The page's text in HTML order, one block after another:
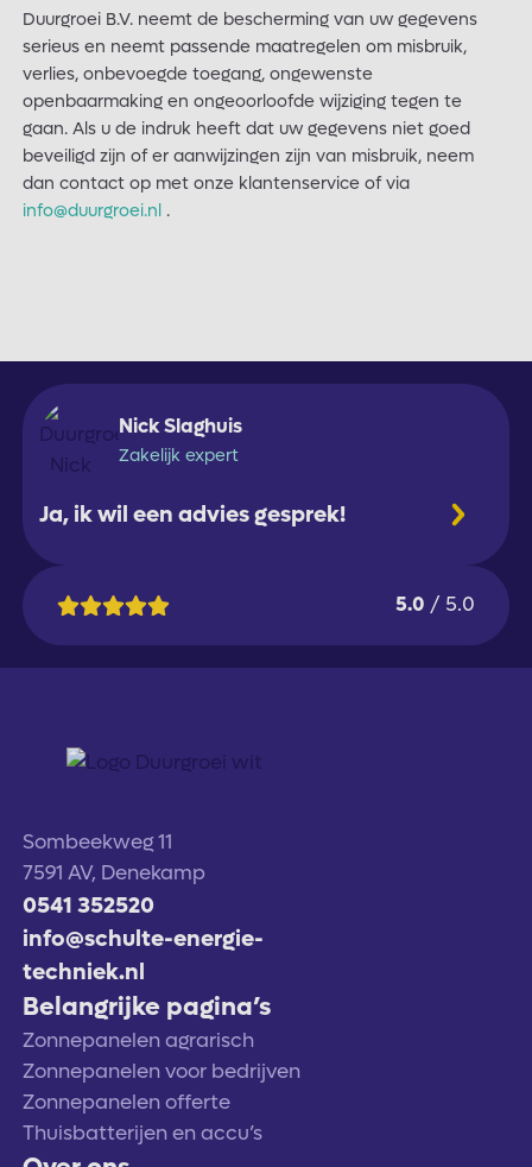
Duurgroei B.V. neemt de bescherming van uw gegevens
serieus en neemt passende maatregelen om misbruik,
verlies, onbevoegde toegang, ongewenste
openbaarmaking en ongeoorloofde wijziging tegen te
gaan. Als u de indruk heeft dat uw gegevens niet goed
beveiligd zijn of er aanwijzingen zijn van misbruik, neem
dan contact op met onze klantenservice of via
info@duurgroei.nl .
5.0 / 5.0
Ja, ik wil een advies gesprek!
Nick Slaghuis
Zakelijk expert
Sombeekweg 11
7591 AV, Denekamp
0541 352520
info@schulte-energie-
techniek.nl
Belangrijke pagina’s
Zonnepanelen agrarisch
Zonnepanelen voor bedrijven
Zonnepanelen offerte
Thuisbatterijen en accu’s